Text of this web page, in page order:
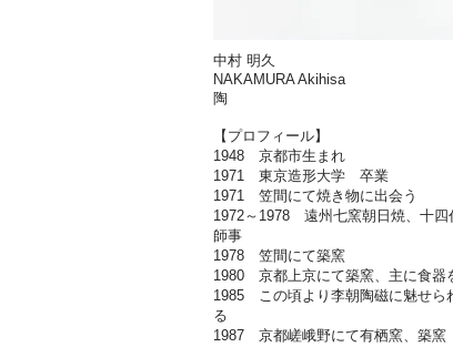
中村 明久
NAKAMURA Akihisa
陶
​【プロフィール】
1948 京都市生まれ
1971 東京造形大学 卒業
1971 笠間にて焼き物に出会う
1972～1978 遠州七窯朝日焼、十四
師事
1978 笠間にて築窯
1980 京都上京にて築窯、主に食器
1985 この頃より李朝陶磁に魅せら
る
1987 京都嵯峨野にて有栖窯、築窯